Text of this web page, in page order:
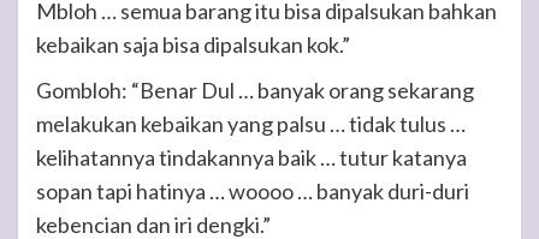
Mbloh … semua barang itu bisa dipalsukan bahkan
kebaikan saja bisa dipalsukan kok.”
Gombloh: “Benar Dul … banyak orang sekarang
melakukan kebaikan yang palsu … tidak tulus …
kelihatannya tindakannya baik … tutur katanya
sopan tapi hatinya … woooo … banyak duri-duri
kebencian dan iri dengki.”